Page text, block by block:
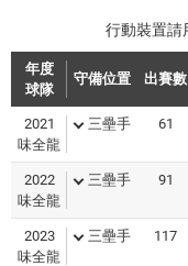
年度
球隊
守備位置 出賽數
2021
味全龍
三壘手 61
2022
味全龍
三壘手 91
2023
味全龍
三壘手 117